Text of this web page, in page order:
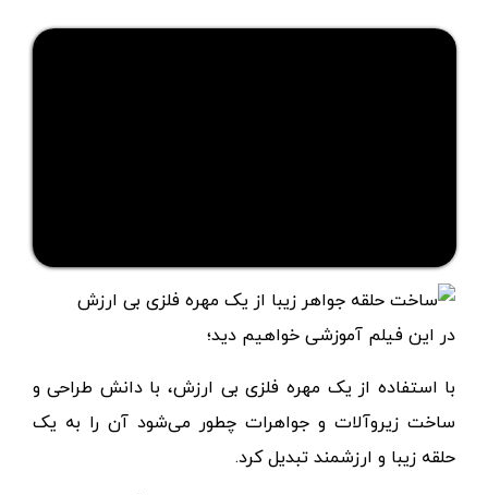
در این فیلم آموزشی خواهیم دید؛
با استفاده از یک مهره فلزی بی ارزش، با دانش طراحی و
ساخت زیروآلات و جواهرات چطور می‌شود آن را به یک
حلقه زیبا و ارزشمند تبدیل کرد.